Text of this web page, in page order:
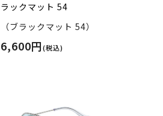
ラックマット 54
（ブラックマット 54）
6,600円(税込)